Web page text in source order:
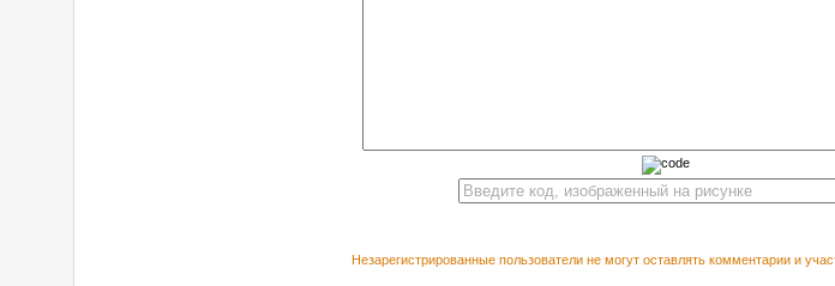
Незарегистрированные пользователи не могут оставлять комментарии и